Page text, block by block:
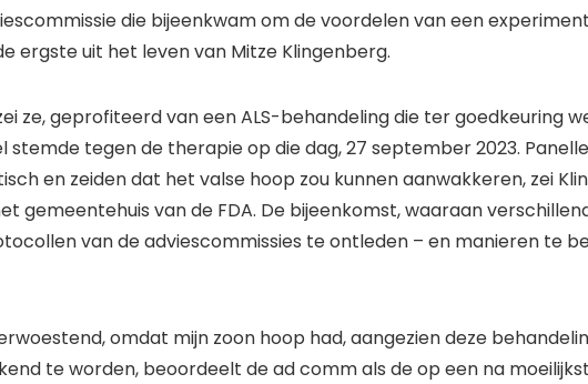
die bijeenkwam om de voordelen van een
ergste uit het leven van Mitze Klingenberg.
ze, geprofiteerd van een ALS-behandeling die ter goedkeuring
stemde tegen de therapieop die dag, 27 september 2023.
en zeiden dat het valse hoop zou kunnen aanwakkeren, zei
gemeentehuis van de FDA. De bijeenkomst, waaraan
van de adviescommissies te ontleden – en manieren te
omdat mijn zoon hoop had, aangezien deze
te worden, beoordeelt de ad comm als de op een na